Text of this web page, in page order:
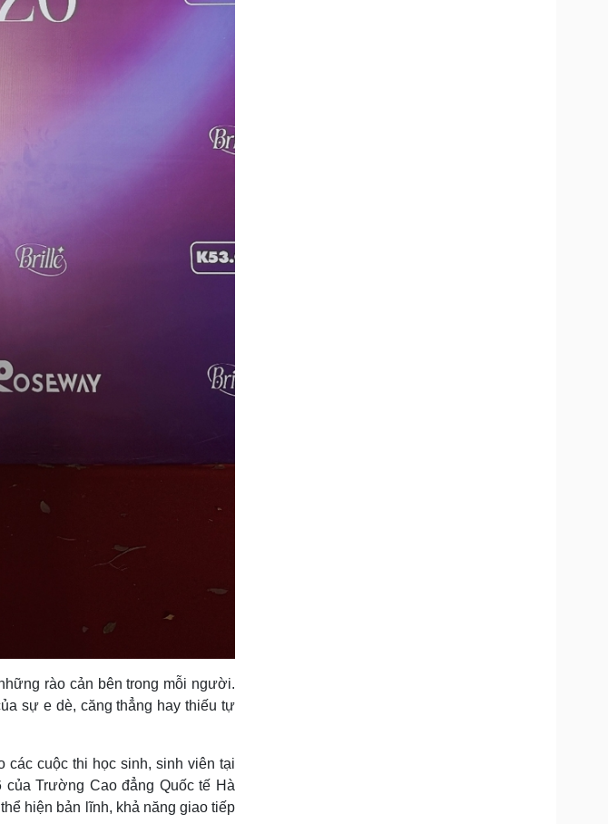
rào cản bên trong mỗi người.
sự e dè, căng thẳng hay thiếu tự
các cuộc thi học sinh, sinh viên tại
Trường Cao đẳng Quốc tế Hà
hiện bản lĩnh, khả năng giao tiếp